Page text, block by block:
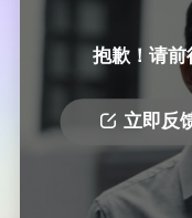
抱歉！请前
立即反